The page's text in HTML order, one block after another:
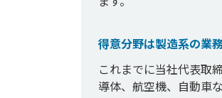
得意分野は製造系の業
これまでに当社代表取
導体、航空機、自動車